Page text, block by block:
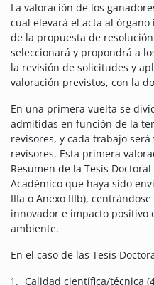
La valoración de los
cual elevará el acta al
de la propuesta de
seleccionará y propondrá a
la revisión de solicitudes y
valoración previstos, con la
En una primera vuelta se
admitidas en función de la
revisores, y cada trabajo
revisores. Esta primera
Resumen de la Tesis
Académico que haya sido
IIIa o Anexo IIIb),
innovador e impacto positivo
ambiente.
En el caso de las Tesis
Calidad científica/técnica